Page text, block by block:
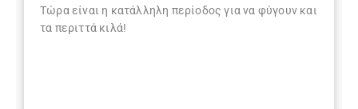
Τώρα είναι η κατάλληλη περίοδος για να φύγουν και
τα περιττά κιλά!